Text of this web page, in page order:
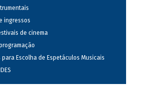
ingressos
de cinema
para Escolha de Espetáculos Musicais